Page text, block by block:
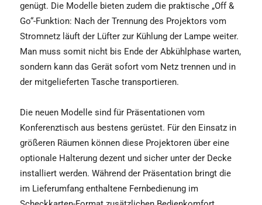
genügt. Die Modelle bieten zudem die praktische „Off &
Go“-Funktion: Nach der Trennung des Projektors vom
Stromnetz läuft der Lüfter zur Kühlung der Lampe weiter.
Man muss somit nicht bis Ende der Abkühlphase warten,
sondern kann das Gerät sofort vom Netz trennen und in
der mitgelieferten Tasche transportieren.
Die neuen Modelle sind für Präsentationen vom
Konferenztisch aus bestens gerüstet. Für den Einsatz in
größeren Räumen können diese Projektoren über eine
optionale Halterung dezent und sicher unter der Decke
installiert werden. Während der Präsentation bringt die
im Lieferumfang enthaltene Fernbedienung im